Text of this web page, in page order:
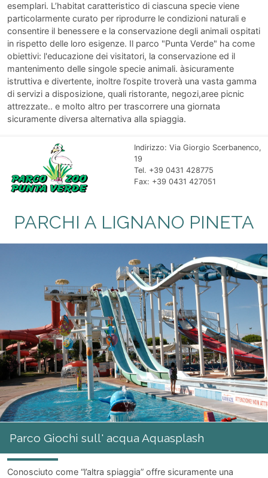
esemplari. L’habitat caratteristico di ciascuna specie viene
particolarmente curato per riprodurre le condizioni naturali e
consentire il benessere e la conservazione degli animali ospitati
in rispetto delle loro esigenze. Il parco "Punta Verde" ha come
obiettivi: l'educazione dei visitatori, la conservazione ed il
mantenimento delle singole specie animali. àsicuramente
istruttiva e divertente, inoltre l’ospite troverà una vasta gamma
di servizi a disposizione, quali ristorante, negozi,aree picnic
attrezzate.. e molto altro per trascorrere una giornata
sicuramente diversa alternativa alla spiaggia.
Indirizzo: Via Giorgio Scerbanenco,
19
Tel. +39 0431 428775
Fax: +39 0431 427051
PARCHI A LIGNANO PINETA
Parco Giochi sull' acqua Aquasplash
Conosciuto come “l’altra spiaggia” offre sicuramente una